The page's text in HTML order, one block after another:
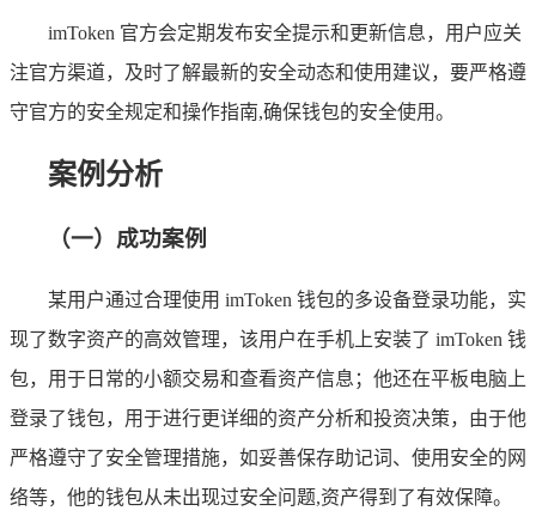
imToken 官方会定期发布安全提示和更新信息，用户应关
注官方渠道，及时了解最新的安全动态和使用建议，要严格遵
守官方的安全规定和操作指南,确保钱包的安全使用。
案例分析
（一）成功案例
某用户通过合理使用 imToken 钱包的多设备登录功能，实
现了数字资产的高效管理，该用户在手机上安装了 imToken 钱
包，用于日常的小额交易和查看资产信息；他还在平板电脑上
登录了钱包，用于进行更详细的资产分析和投资决策，由于他
严格遵守了安全管理措施，如妥善保存助记词、使用安全的网
络等，他的钱包从未出现过安全问题,资产得到了有效保障。